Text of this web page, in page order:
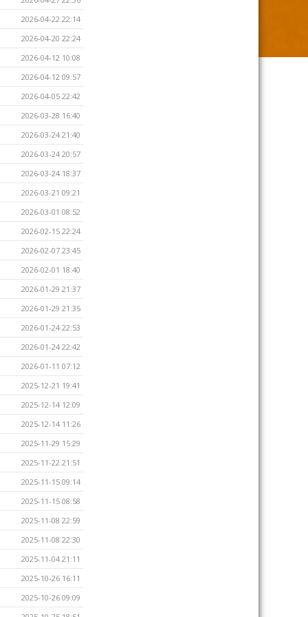
2026-04-22 22:14
2026-04-20 22:24
2026-04-12 10:08
2026-04-12 09:57
2026-04-05 22:42
2026-03-28 16:40
2026-03-24 21:40
2026-03-24 20:57
2026-03-24 18:37
2026-03-21 09:21
2026-03-01 08:52
2026-02-15 22:24
2026-02-07 23:45
2026-02-01 18:40
2026-01-29 21:37
2026-01-29 21:35
2026-01-24 22:53
2026-01-24 22:42
2026-01-11 07:12
2025-12-21 19:41
2025-12-14 12:09
2025-12-14 11:26
2025-11-29 15:29
2025-11-22 21:51
2025-11-15 09:14
2025-11-15 08:58
2025-11-08 22:59
2025-11-08 22:30
2025-11-04 21:11
2025-10-26 16:11
2025-10-26 09:09